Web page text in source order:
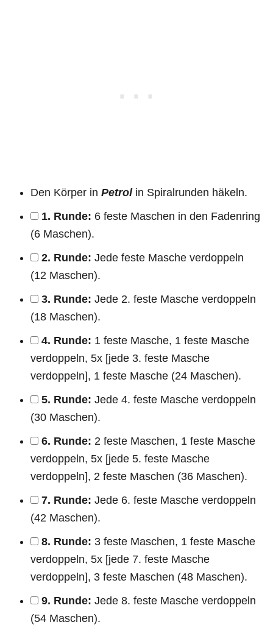
Den Körper in Petrolin Spiralrunden häkeln.
1. Runde: 6 feste Maschen in den Fadenring
(6 Maschen).
2. Runde: Jede feste Masche verdoppeln
(12 Maschen).
3. Runde: Jede 2. feste Masche verdoppeln
(18 Maschen).
4. Runde: 1 feste Masche, 1 feste Masche
verdoppeln, 5x [jede 3. feste Masche
verdoppeln], 1 feste Masche (24 Maschen).
5. Runde: Jede 4. feste Masche verdoppeln
(30 Maschen).
6. Runde: 2 feste Maschen, 1 feste Masche
verdoppeln, 5x [jede 5. feste Masche
verdoppeln], 2 feste Maschen (36 Maschen).
7. Runde: Jede 6. feste Masche verdoppeln
(42 Maschen).
8. Runde: 3 feste Maschen, 1 feste Masche
verdoppeln, 5x [jede 7. feste Masche
verdoppeln], 3 feste Maschen (48 Maschen).
9. Runde: Jede 8. feste Masche verdoppeln
(54 Maschen).